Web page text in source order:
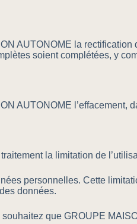
AUTONOME la
soient complétées, y
AUTONOME
la limitation de
personnelles. Cette
données.
que GROUPE